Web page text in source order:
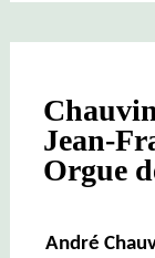
Jean-
Orgue
André